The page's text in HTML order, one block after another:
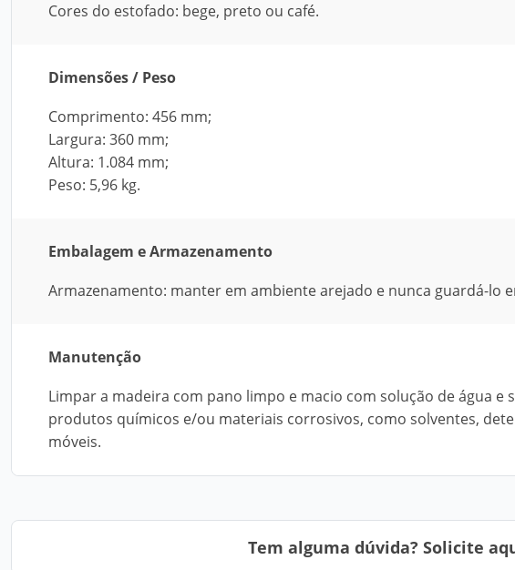
Cores do estofado: bege, preto ou café.
Dimensões / Peso
Comprimento: 456 mm;
Largura: 360 mm;
Altura: 1.084 mm;
Peso: 5,96 kg.
Embalagem e Armazenamento
Armazenamento: manter em ambiente arejado e nunca guardá-lo
Manutenção
Limpar a madeira com pano limpo e macio com solução de água
produtos químicos e/ou materiais corrosivos, como solventes,
móveis.
Tem alguma dúvida? Solicite